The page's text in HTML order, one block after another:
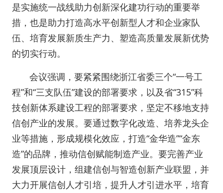
是实施统一战线助力创新深化建功行动的重要举
措，也是助力打造高水平创新型人才和企业家队
伍、培育发展新质生产力、塑造高质量发展新优势
的切实行动。
会议强调，要紧紧围绕浙江省委三个“一号工
程”和“三支队伍”建设的部署要求，以及省“315”科
技创新体系建设工程的部署要求，坚定不移地支持
信创产业的发展。要通过数字化改造、培养龙头企
业等措施，形成规模化效应，打造“金华造”“金东
造”的品牌，推动信创赋能制造产业。要完善产业
发展顶层设计，组建信创与智造创新产业联盟，并
大力开展信创人才引培，提升人才引进水平，培育